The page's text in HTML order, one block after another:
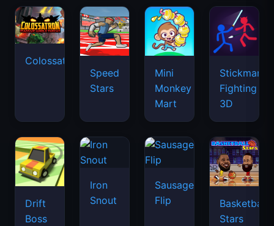
Colossatron
Speed
Stars
Mini
Monkey
Mart
Stickman
Fighting
3D
Drift
Boss
Iron
Snout
Sausage
Flip
Basketball
Stars